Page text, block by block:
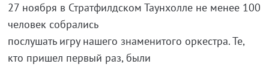
27 ноября в Стратфилдском Таунхолле не менее 100
человек собрались
послушать игру нашего знаменитого оркестра. Те,
кто пришел первый раз, были